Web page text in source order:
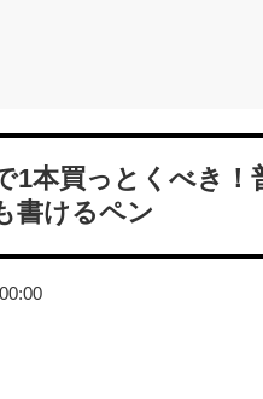
1本買っとくべき
書けるペン